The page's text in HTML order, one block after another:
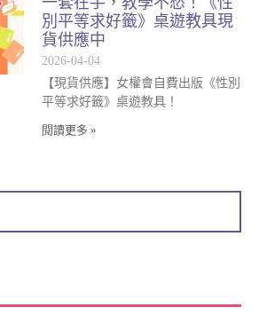
別平等求好籤》桌遊教具現
貨供應中
2026-04-04
【現貨供應】女權會自費出版《性別
平等求好籤》桌遊教具！
閱讀更多 »